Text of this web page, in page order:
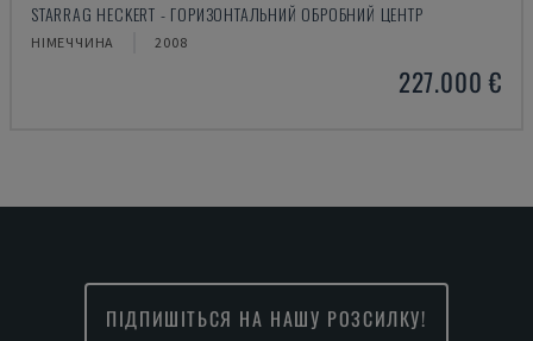
STARRAG HECKERT - ГОРИЗОНТАЛЬНИЙ ОБРОБНИЙ ЦЕНТР
НІМЕЧЧИНА 2008
227.000 €
ПІДПИШІТЬСЯ НА НАШУ РОЗСИЛКУ!